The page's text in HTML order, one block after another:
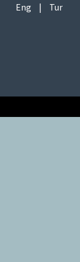
Eng | Tur